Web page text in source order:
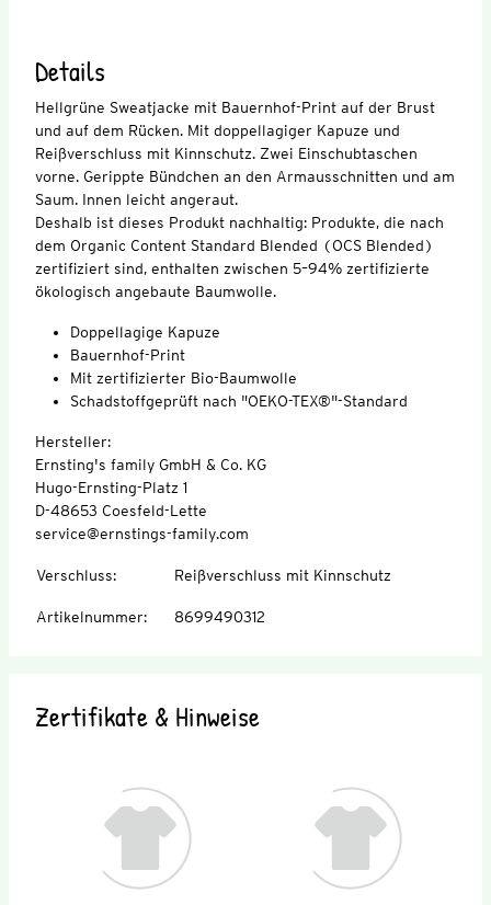
Details
Hellgrüne Sweatjacke mit Bauernhof-Print auf der Brust
und auf dem Rücken. Mit doppellagiger Kapuze und
Reißverschluss mit Kinnschutz. Zwei Einschubtaschen
vorne. Gerippte Bündchen an den Armausschnitten und am
Saum. Innen leicht angeraut.
Deshalb ist dieses Produkt nachhaltig: Produkte, die nach
dem Organic Content Standard Blended (OCS Blended)
zertifiziert sind, enthalten zwischen 5–94% zertifizierte
ökologisch angebaute Baumwolle.
Doppellagige Kapuze
Bauernhof-Print
Mit zertifizierter Bio-Baumwolle
Schadstoffgeprüft nach "OEKO-TEX®"-Standard
Hersteller:
Ernsting's family GmbH & Co. KG
Hugo-Ernsting-Platz 1
D-48653 Coesfeld-Lette
service@ernstings-family.com
Verschluss: Reißverschluss mit Kinnschutz
Artikelnummer: 8699490312
Zertifikate & Hinweise